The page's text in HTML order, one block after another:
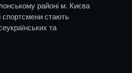
районі м. Києва
спортсмени стають
та